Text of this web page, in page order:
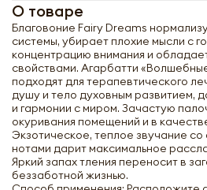
О товаре
Благовоние Fairy Dreams
системы, убирает плохие мысли с
концентрацию внимания и
свойствами. Агарбатти
подходят для терапевтического
душу и тело духовным развитием,
и гармонии с миром. Зачастую
окуривания помещений и в
Экзотическое, теплое звучание со
нотами дарит максимальное
Яркий запах тления переносит в
беззаботной жизнью.